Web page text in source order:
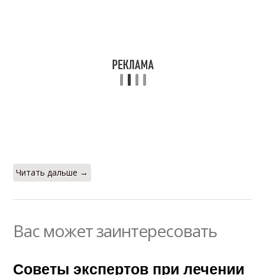
Читать дальше →
Вас может заинтересовать
Советы экспертов при лечении